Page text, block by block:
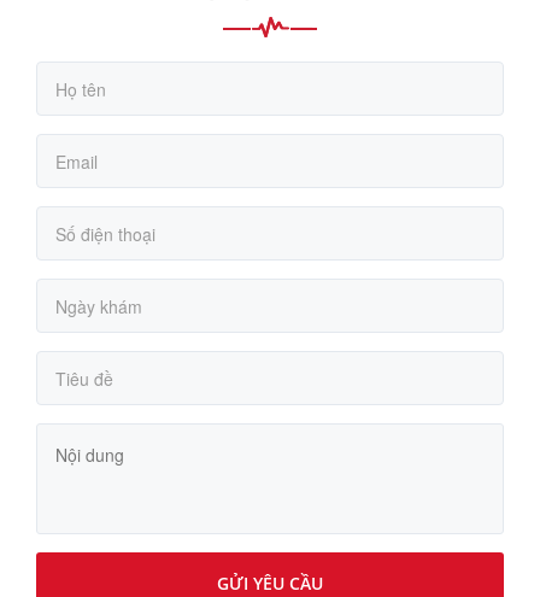
GỬI YÊU CẦU